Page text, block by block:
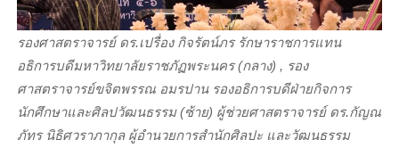
รองศาสตราจารย์ ดร.เปรื่อง กิจรัตน์ภร รักษาราชการแทน
อธิการบดีมหาวิทยาลัยราชภัฏพระนคร (กลาง) , รอง
ศาสตราจารย์ขจิตพรรณ อมรปาน รองอธิการบดีฝ่ายกิจการ
นักศึกษาและศิลปวัฒนธรรม (ซ้าย) ผู้ช่วยศาสตราจารย์ ดร.กัญณ
ภัทร นิธิศวราภากุล ผู้อำนวยการสำนักศิลปะ และวัฒนธรรม